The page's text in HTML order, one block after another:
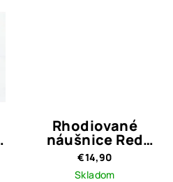
Rhodiované
náušnice Red
Heart Crystal
€14,90
Skladom